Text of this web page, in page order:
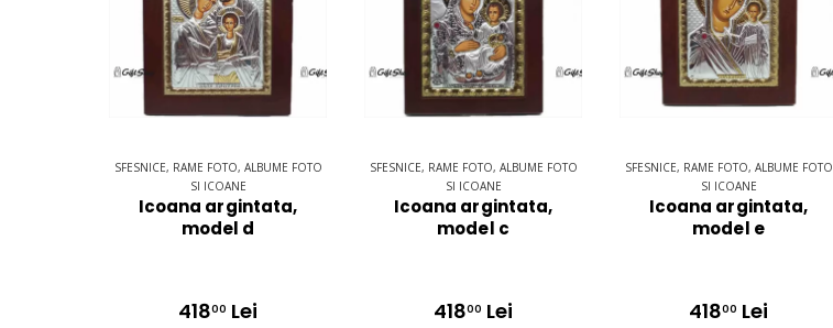
SFESNICE, RAME FOTO, ALBUME FOTO
SI ICOANE
Icoana argintata,
model d
41800 Lei
SFESNICE, RAME FOTO, ALBUME FOTO
SI ICOANE
Icoana argintata,
model c
41800 Lei
SFESNICE, RAME FOTO, ALBUME FOTO
SI ICOANE
Icoana argintata,
model e
41800 Lei